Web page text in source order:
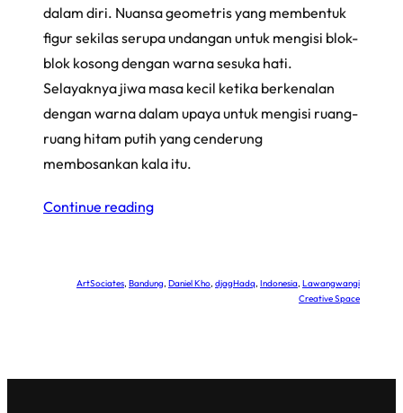
dalam diri. Nuansa geometris yang membentuk
figur sekilas serupa undangan untuk mengisi blok-
blok kosong dengan warna sesuka hati.
Selayaknya jiwa masa kecil ketika berkenalan
dengan warna dalam upaya untuk mengisi ruang-
ruang hitam putih yang cenderung
membosankan kala itu.
Continue reading
ArtSociates, Bandung, Daniel Kho, djagHadq, Indonesia, Lawangwangi
Creative Space